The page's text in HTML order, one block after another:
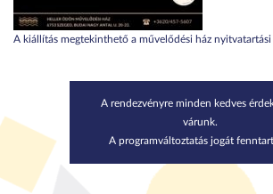
A kiállítás megtekinthető a művelődési ház nyitvatartási
A rendezvényre minden kedves
várunk.
A programváltoztatás jogát